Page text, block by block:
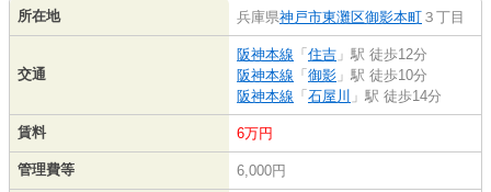
所在地 兵庫県神戸市東灘区御影本町 ３丁目
交通
阪神本線 「 住吉 」駅 徒歩12分
阪神本線 「 御影 」駅 徒歩10分
阪神本線 「 石屋川 」駅 徒歩14分
賃料 6万円
管理費等 6,000円